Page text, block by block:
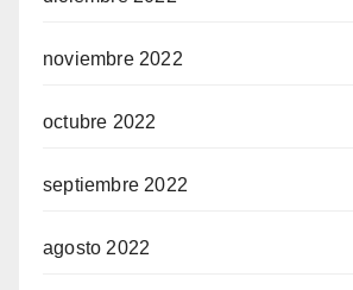
noviembre 2022
octubre 2022
septiembre 2022
agosto 2022